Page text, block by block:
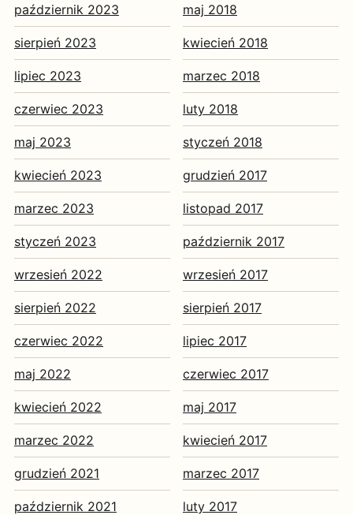
październik 2023
sierpień 2023
lipiec 2023
czerwiec 2023
maj 2023
kwiecień 2023
marzec 2023
styczeń 2023
wrzesień 2022
sierpień 2022
czerwiec 2022
maj 2022
kwiecień 2022
marzec 2022
grudzień 2021
październik 2021
maj 2018
kwiecień 2018
marzec 2018
luty 2018
styczeń 2018
grudzień 2017
listopad 2017
październik 2017
wrzesień 2017
sierpień 2017
lipiec 2017
czerwiec 2017
maj 2017
kwiecień 2017
marzec 2017
luty 2017